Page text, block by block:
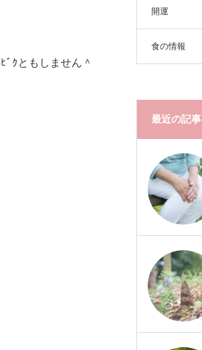
ｸともしません＾
開運
食の情報
最近の記事